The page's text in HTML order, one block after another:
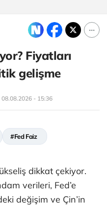
Fiyatları
gelişme
08.08.2026 - 15:36
#Fed Faiz
dikkat çekiyor.
verileri, Fed’e
değişim ve Çin’in